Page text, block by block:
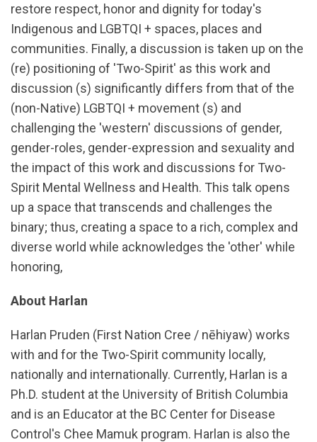
restore respect, honor and dignity for today's
Indigenous and LGBTQI + spaces, places and
communities. Finally, a discussion is taken up on the
(re) positioning of 'Two-Spirit' as this work and
discussion (s) significantly differs from that of the
(non-Native) LGBTQI + movement (s) and
challenging the 'western' discussions of gender,
gender-roles, gender-expression and sexuality and
the impact of this work and discussions for Two-
Spirit Mental Wellness and Health. This talk opens
up a space that transcends and challenges the
binary; thus, creating a space to a rich, complex and
diverse world while acknowledges the 'other' while
honoring,
About Harlan
Harlan Pruden (First Nation Cree / nēhiyaw) works
with and for the Two-Spirit community locally,
nationally and internationally. Currently, Harlan is a
Ph.D. student at the University of British Columbia
and is an Educator at the BC Center for Disease
Control's Chee Mamuk program. Harlan is also the